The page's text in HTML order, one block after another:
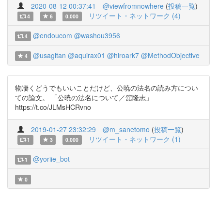
2020-08-12 00:37:41 @viewfromnowhere (投稿一覧)
4 6 0.000 リツイート・ネットワーク (4)
4 @endoucom @washou3956
4 @usagitan @aquirax01 @hiroark7 @MethodObjective
物凄くどうでもいいことだけど、公暁の法名の読み方につい
ての論文。 「公暁の法名について／舘隆志」
https://t.co/JLMsHCRvno
2019-01-27 23:32:29 @m_sanetomo (投稿一覧)
1 3 0.000 リツイート・ネットワーク (1)
1 @yoriie_bot
0